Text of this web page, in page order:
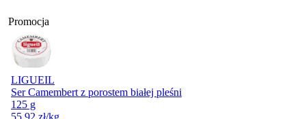
Promocja
LIGUEIL
Ser Camembert z porostem białej pleśni
125 g
55,92 zł/kg